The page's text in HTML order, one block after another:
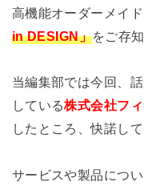
高機能オーダーメイ
in DESIGN」をご存
当編集部では今回、話
している株式会社フ
したところ、快諾し
サービスや製品につ